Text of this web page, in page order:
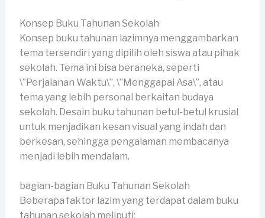
Konsep Buku Tahunan Sekolah
Konsep buku tahunan lazimnya menggambarkan
tema tersendiri yang dipilih oleh siswa atau pihak
sekolah. Tema ini bisa beraneka, seperti
\”Perjalanan Waktu\”, \”Menggapai Asa\”, atau
tema yang lebih personal berkaitan budaya
sekolah. Desain buku tahunan betul-betul krusial
untuk menjadikan kesan visual yang indah dan
berkesan, sehingga pengalaman membacanya
menjadi lebih mendalam.
bagian-bagian Buku Tahunan Sekolah
Beberapa faktor lazim yang terdapat dalam buku
tahunan sekolah meliputi: